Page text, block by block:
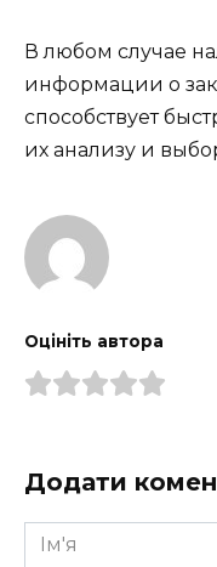
В любом случае
информации о
способствует
их анализу и
Оцініть автора
Додати
Ім'я